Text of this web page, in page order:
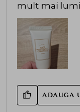
mult mai
ADAUGA